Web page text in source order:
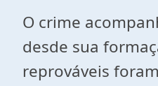
O crime
desde sua
reprováveis